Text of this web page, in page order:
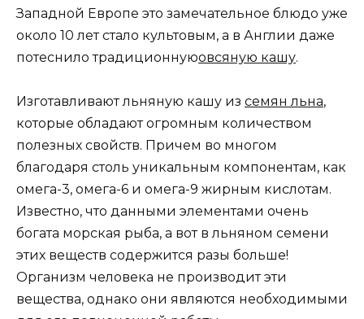
Западной Европе это замечательное блюдо уже
около 10 лет стало культовым, а в Англии даже
потеснило традиционнуюовсяную кашу.
Изготавливают льняную кашу из семян льна,
которые обладают огромным количеством
полезных свойств. Причем во многом
благодаря столь уникальным компонентам, как
омега-3, омега-6 и омега-9 жирным кислотам.
Известно, что данными элементами очень
богата морская рыба, а вот в льняном семени
этих веществ содержится разы больше!
Организм человека не производит эти
вещества, однако они являются необходимыми